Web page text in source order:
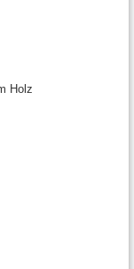
Holz